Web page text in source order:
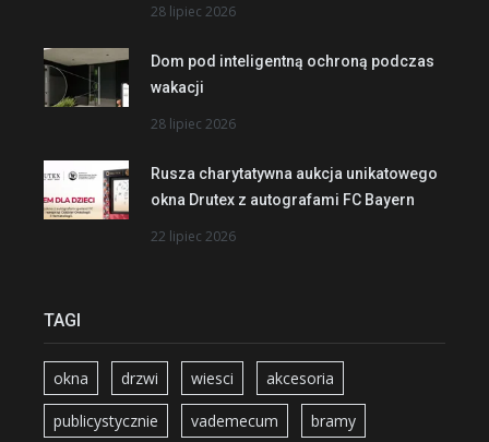
28 lipiec 2026
Dom pod inteligentną ochroną podczas
wakacji
28 lipiec 2026
Rusza charytatywna aukcja unikatowego
okna Drutex z autografami FC Bayern
22 lipiec 2026
TAGI
okna drzwi wiesci akcesoria
publicystycznie vademecum bramy